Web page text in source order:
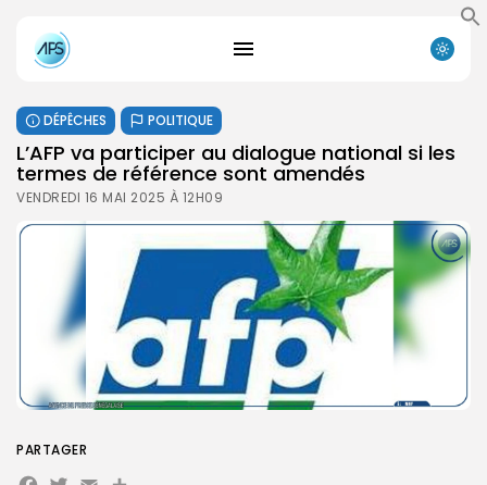
DÉPÊCHES POLITIQUE
L’AFP va participer au dialogue national si les
termes de référence sont amendés
VENDREDI 16 MAI 2025 À 12H09
PARTAGER